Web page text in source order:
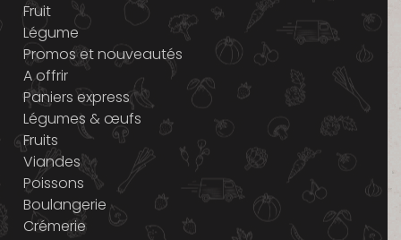
Fruit
Légume
Promos et nouveautés
A offrir
Paniers express
Légumes & œufs
Fruits
Viandes
Poissons
Boulangerie
Crémerie